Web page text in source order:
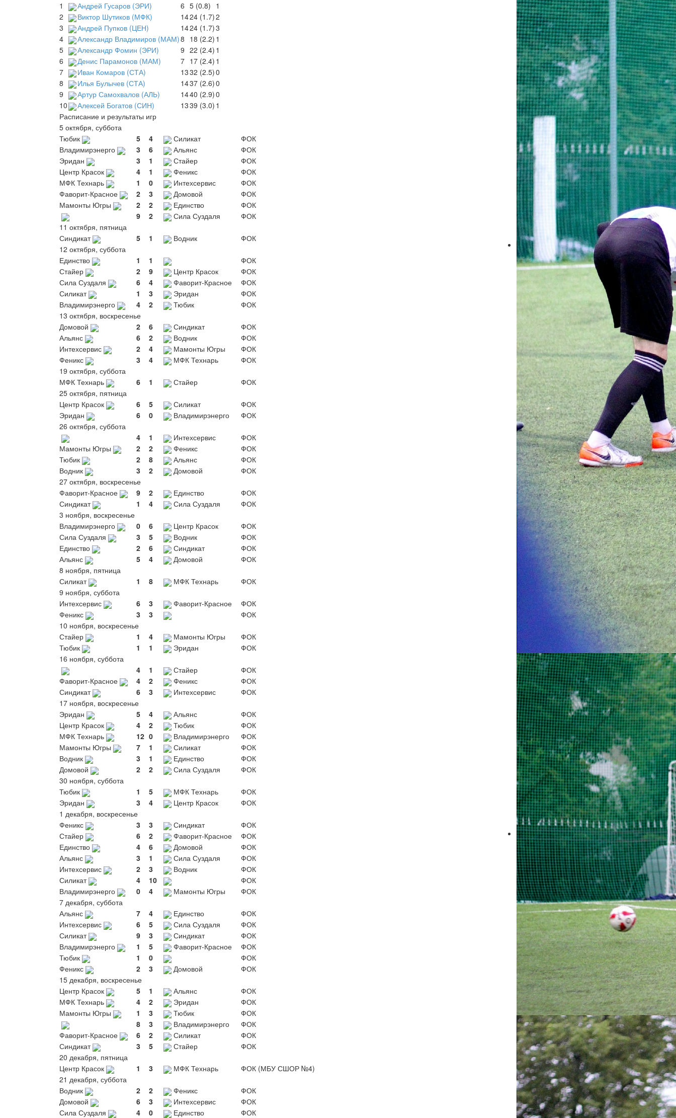
1
Андрей Гусаров (ЭРИ) 6 5 (0.8) 1
2
Виктор Шутиков (МФК) 1424 (1.7)2
3
Андрей Пупков (ЦЕН) 1424 (1.7)3
4
Александр Владимиров (МАМ)8 18 (2.2) 1
5
Александр Фомин (ЭРИ) 9 22 (2.4) 1
6
Денис Парамонов (МАМ) 7 17 (2.4) 1
7
Иван Комаров (СТА) 1332 (2.5)0
8
Илья Булычев (СТА) 1437 (2.6)0
9
Артур Самохвалов (АЛЬ) 1440 (2.9)0
10
Алексей Богатов (СИН) 1339 (3.0) 1
Расписание и результаты игр
5 октября, суббота
Тюбик
5 4 Силикат
ФОК
Владимирэнерго
3 6 Альянс
ФОК
Эридан
3 1 Стайер
ФОК
Центр Красок
4 1 Феникс
ФОК
МФК Технарь
1 0 Интехсервис
ФОК
Фаворит-Красное
2 3 Домовой
ФОК
Мамонты Югры
2 2 Единство
ФОК
9
2 Сила Суздаля
ФОК
11 октября, пятница
Синдикат
5 1 Водник
ФОК
12 октября, суббота
Единство
1 1
ФОК
Стайер
2 9 Центр Красок
ФОК
Сила Суздаля
6 4 Фаворит-Красное
ФОК
Силикат
1 3 Эридан
ФОК
Владимирэнерго
4 2 Тюбик
ФОК
13 октября, воскресенье
Домовой
2 6 Синдикат
ФОК
Альянс
6 2 Водник
ФОК
Интехсервис
2 4 Мамонты Югры
ФОК
Феникс
3 4 МФК Технарь
ФОК
19 октября, суббота
МФК Технарь
6 1 Стайер
ФОК
25 октября, пятница
Центр Красок
6 5 Силикат
ФОК
Эридан
6 0 Владимирэнерго
ФОК
26 октября, суббота
4
1 Интехсервис
ФОК
Мамонты Югры
2 2 Феникс
ФОК
Тюбик
2 8 Альянс
ФОК
Водник
3 2 Домовой
ФОК
27 октября, воскресенье
Фаворит-Красное
9 2 Единство
ФОК
Синдикат
1 4 Сила Суздаля
ФОК
3 ноября, воскресенье
Владимирэнерго
0 6 Центр Красок
ФОК
Сила Суздаля
3 5 Водник
ФОК
Единство
2 6 Синдикат
ФОК
Альянс
5 4 Домовой
ФОК
8 ноября, пятница
Силикат
1 8 МФК Технарь
ФОК
9 ноября, суббота
Интехсервис
6 3 Фаворит-Красное
ФОК
Феникс
3 3
ФОК
10 ноября, воскресенье
Стайер
1 4 Мамонты Югры
ФОК
Тюбик
1 1 Эридан
ФОК
16 ноября, суббота
4
1 Стайер
ФОК
Фаворит-Красное
4 2 Феникс
ФОК
Синдикат
6 3 Интехсервис
ФОК
17 ноября, воскресенье
Эридан
5 4 Альянс
ФОК
Центр Красок
4 2 Тюбик
ФОК
МФК Технарь
12 0 Владимирэнерго
ФОК
Мамонты Югры
7 1 Силикат
ФОК
Водник
3 1 Единство
ФОК
Домовой
2 2 Сила Суздаля
ФОК
30 ноября, суббота
Тюбик
1 5 МФК Технарь
ФОК
Эридан
3 4 Центр Красок
ФОК
1 декабря, воскресенье
Феникс
3 3 Синдикат
ФОК
Стайер
6 2 Фаворит-Красное
ФОК
Единство
4 6 Домовой
ФОК
Альянс
3 1 Сила Суздаля
ФОК
Интехсервис
2 3 Водник
ФОК
Силикат
4 10
ФОК
Владимирэнерго
0 4 Мамонты Югры
ФОК
7 декабря, суббота
Альянс
7 4 Единство
ФОК
Интехсервис
6 5 Сила Суздаля
ФОК
Силикат
9 3 Синдикат
ФОК
Владимирэнерго
1 5 Фаворит-Красное
ФОК
Тюбик
1 0
ФОК
Феникс
2 3 Домовой
ФОК
15 декабря, воскресенье
Центр Красок
5 1 Альянс
ФОК
МФК Технарь
4 2 Эридан
ФОК
Мамонты Югры
1 3 Тюбик
ФОК
8
3 Владимирэнерго
ФОК
Фаворит-Красное
6 2 Силикат
ФОК
Синдикат
3 5 Стайер
ФОК
20 декабря, пятница
Центр Красок
1 3 МФК Технарь
ФОК (МБУ СШОР №4)
21 декабря, суббота
Водник
2 2 Феникс
ФОК
Домовой
6 3 Интехсервис
ФОК
Сила Суздаля
4 0 Единство ФОК